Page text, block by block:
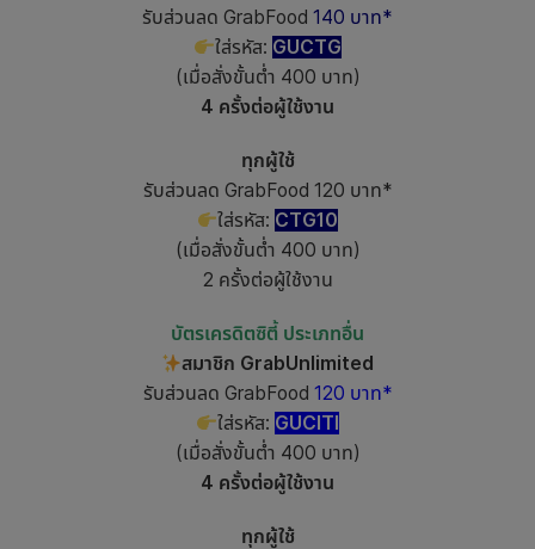
รับส่วนลด GrabFood 140 บาท*
ใส่รหัส: GUCTG
(เมื่อสั่งขั้นต่ำ 400 บาท)
4 ครั้งต่อผู้ใช้งาน
ทุกผู้ใช้
รับส่วนลด GrabFood 120 บาท*
ใส่รหัส: CTG10
(เมื่อสั่งขั้นต่ำ 400 บาท)
2 ครั้งต่อผู้ใช้งาน
บัตรเครดิตซิตี้ ประเภทอื่น
สมาชิก GrabUnlimited
รับส่วนลด GrabFood 120 บาท*
ใส่รหัส: GUCITI
(เมื่อสั่งขั้นต่ำ 400 บาท)
4 ครั้งต่อผู้ใช้งาน
ทุกผู้ใช้